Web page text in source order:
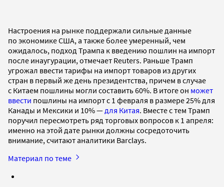
Настроения на рынке поддержали сильные данные
по экономике США, а также более умеренный, чем
ожидалось, подход Трампа к введению пошлин на импорт
после инаугурации, отмечает Reuters. Раньше Трамп
угрожал ввести тарифы на импорт товаров из других
стран в первый же день президентства, причем в случае
с Китаем пошлины могли составить 60%. В итоге он может
ввести пошлины на импорт с 1 февраля в размере 25% для
Канады и Мексики и 10% — для Китая. Вместе с тем Трамп
поручил пересмотреть ряд торговых вопросов к 1 апреля:
именно на этой дате рынки должны сосредоточить
внимание, считают аналитики Barclays.
Материал по теме